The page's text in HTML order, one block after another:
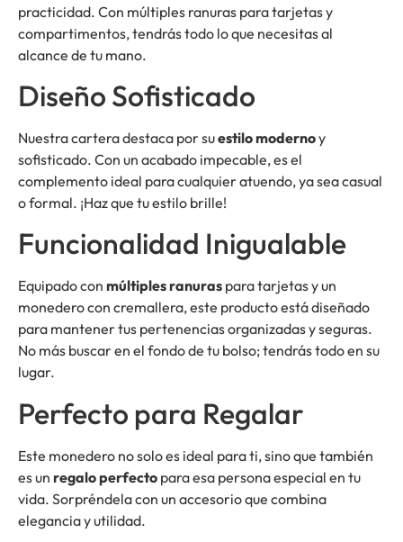
practicidad. Con múltiples ranuras para tarjetas y
compartimentos, tendrás todo lo que necesitas al
alcance de tu mano.
Diseño Sofisticado
Nuestra cartera destaca por suestilo modernoy
sofisticado. Con un acabado impecable, es el
complemento ideal para cualquier atuendo, ya sea casual
o formal. ¡Haz que tu estilo brille!
Funcionalidad Inigualable
Equipado con múltiples ranuras para tarjetas y un
monedero con cremallera, este producto está diseñado
para mantener tus pertenencias organizadas y seguras.
No más buscar en el fondo de tu bolso; tendrás todo en su
lugar.
Perfecto para Regalar
Este monedero no solo es ideal para ti, sino que también
es un regalo perfecto para esa persona especial en tu
vida. Sorpréndela con un accesorio que combina
elegancia y utilidad.